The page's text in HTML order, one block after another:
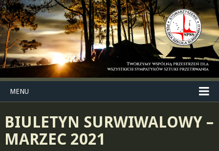
MENU
BIULETYN SURWIWALOWY –
MARZEC 2021